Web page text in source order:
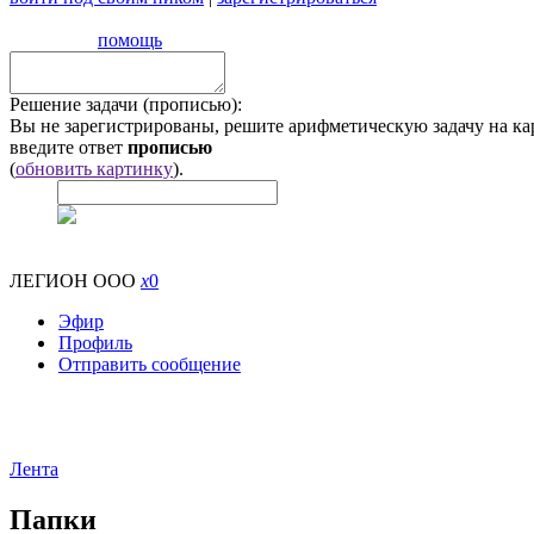
помощь
Решение задачи (прописью):
Вы не зарегистрированы, решите арифметическую задачу на
введите ответ прописью
(обновить картинку).
ЛЕГИОН ООО x0
Эфир
Профиль
Отправить сообщение
Лента
Папки